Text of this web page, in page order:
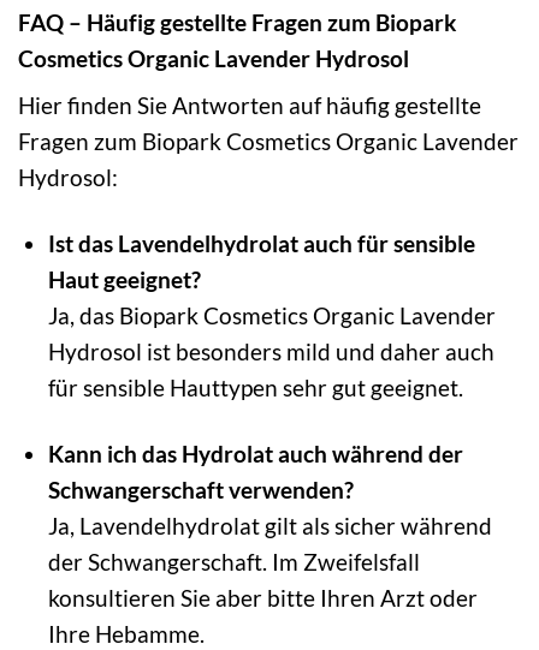
FAQ – Häufig gestellte Fragen zum Biopark
Cosmetics Organic Lavender Hydrosol
Hier finden Sie Antworten auf häufig gestellte
Fragen zum Biopark Cosmetics Organic Lavender
Hydrosol:
Ist das Lavendelhydrolat auch für sensible
Haut geeignet?
Ja, das Biopark Cosmetics Organic Lavender
Hydrosol ist besonders mild und daher auch
für sensible Hauttypen sehr gut geeignet.
Kann ich das Hydrolat auch während der
Schwangerschaft verwenden?
Ja, Lavendelhydrolat gilt als sicher während
der Schwangerschaft. Im Zweifelsfall
konsultieren Sie aber bitte Ihren Arzt oder
Ihre Hebamme.